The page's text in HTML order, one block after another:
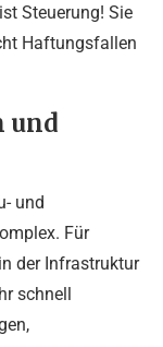
Steuerung! Sie
Haftungsfallen
und
und
Für
der Infrastruktur
schnell